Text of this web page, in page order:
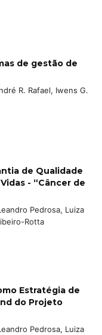
de gestão de
R. Rafael, Iwens G.
de Qualidade
- “Câncer de
Pedrosa, Luiza
Rotta
Estratégia de
do Projeto
Pedrosa, Luiza